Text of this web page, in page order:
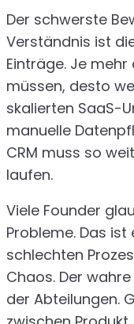
Der schwerste
Verständnis ist
Einträge. Je
müssen, desto
skalierten SaaS-
manuelle
CRM muss so
laufen.
Viele Founder
Probleme. Das ist
schlechten
Chaos. Der
der Abteilungen.